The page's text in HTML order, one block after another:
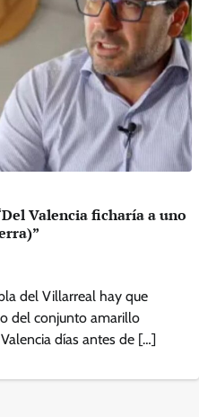
Valencia ficharía a uno
del Villarreal hay que
del conjunto amarillo
días antes de […]